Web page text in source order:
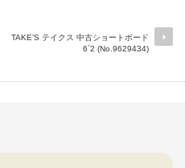
TAKE’S テイクス 中古ショートボード
6`2 (No.9629434)